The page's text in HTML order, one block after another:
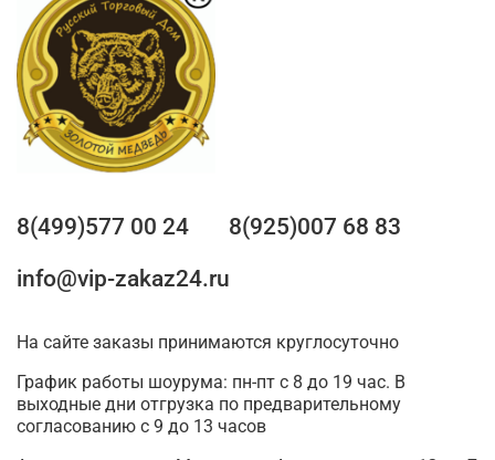
8(499)577 00 24
8(925)007 68 83
info@vip-zakaz24.ru
На сайте заказы принимаются круглосуточно
График работы шоурума: пн-пт с 8 до 19 час. В
выходные дни отгрузка по предварительному
согласованию с 9 до 13 часов